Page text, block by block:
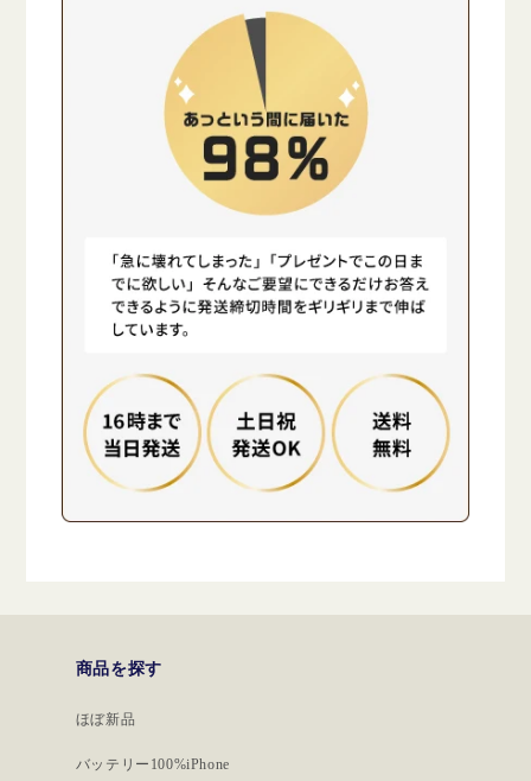
商品を探す
ほぼ新品
バッテリー100%iPhone